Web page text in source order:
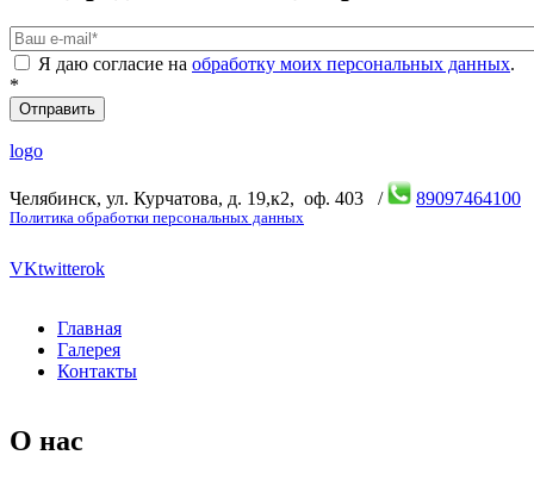
Ваш e-mail
Я даю согласие на обработку моих персональных данных.
*
logo
Челябинск, ул. Курчатова, д. 19,к2, оф. 403 / 89097464100
Политика обработки персональных данных
VKtwitterok
Главная
Галерея
Контакты
О нас